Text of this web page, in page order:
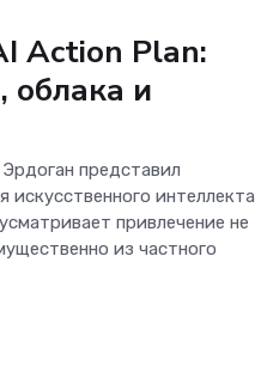
Action Plan:
и
представил
интеллекта
привлечение не
из частного